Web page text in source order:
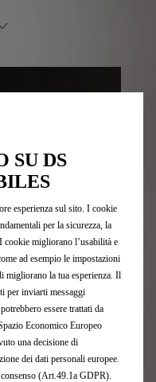
ZONES DE
SU DS
esperienza sul sito. I cookie
per la sicurezza, la
cookie migliorano l’usabilità e
ad esempio le impostazioni
migliorano la tua esperienza. Il
per inviarti messaggi
essere trattati da
Economico Europeo
una decisione di
dei dati personali europee.
(Art.49.1a GDPR).